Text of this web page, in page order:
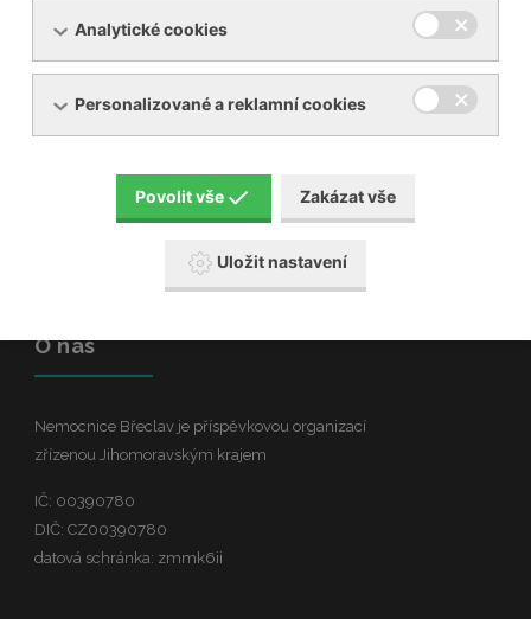
Pověřenec pro ochranu osobních
O nás
Nemocnice Břeclav je příspěvkovou organizací
zřízenou Jihomoravským krajem
IČ: 00390780
DIČ: CZ00390780
datová schránka: zmmk6ii
Analytické cookies
Personalizované a reklamní cookies
Povolit vše Zakázat vše
Uložit nastavení